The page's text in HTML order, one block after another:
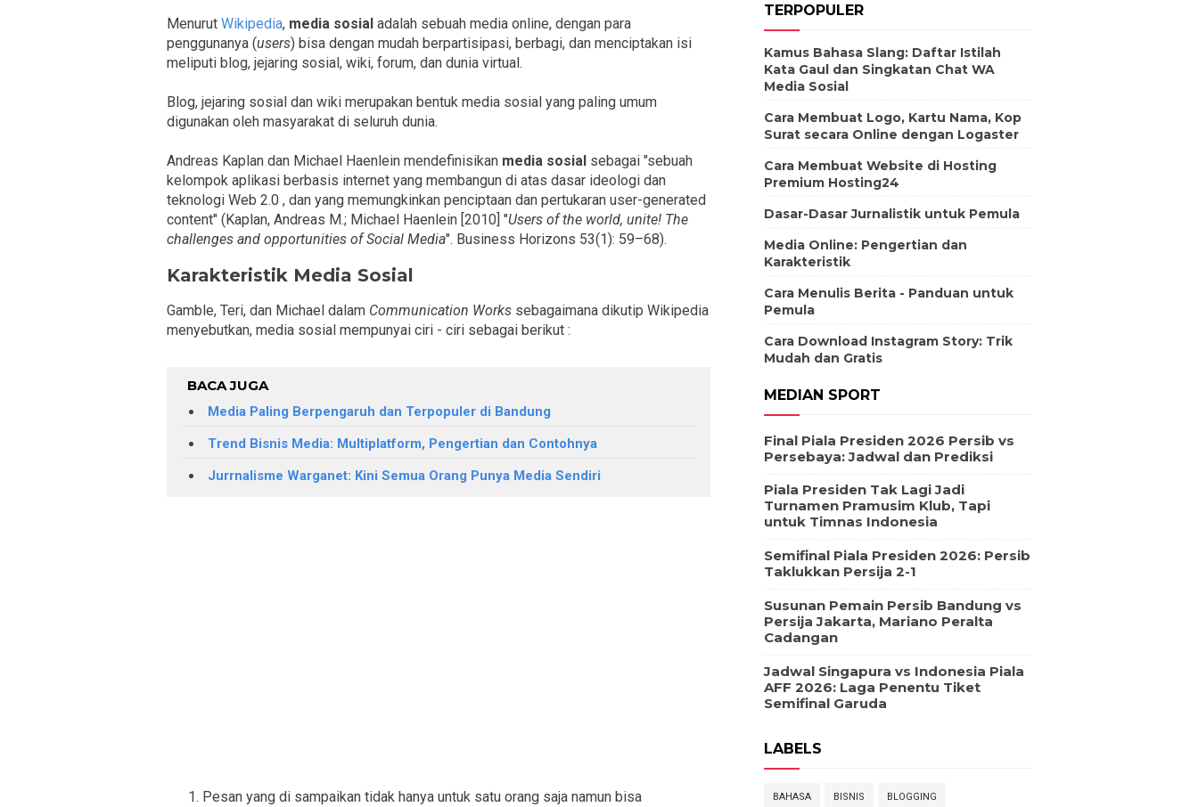
Menurut Wikipedia, media sosial adalah sebuah media online, dengan para
penggunanya (users) bisa dengan mudah berpartisipasi, berbagi, dan menciptakan isi
meliputi blog, jejaring sosial, wiki, forum, dan dunia virtual.
Blog, jejaring sosial dan wiki merupakan bentuk media sosial yang paling umum
digunakan oleh masyarakat di seluruh dunia.
Andreas Kaplan dan Michael Haenlein mendefinisikan media sosial sebagai "sebuah
kelompok aplikasi berbasis internet yang membangun di atas dasar ideologi dan
teknologi Web 2.0 , dan yang memungkinkan penciptaan dan pertukaran user-generated
content" (Kaplan, Andreas M.; Michael Haenlein [2010] "Users of the world, unite! The
challenges and opportunities of Social Media". Business Horizons 53(1): 59–68).
Karakteristik Media Sosial
Gamble, Teri, dan Michael dalam Communication Works sebagaimana dikutip Wikipedia
menyebutkan, media sosial mempunyai ciri - ciri sebagai berikut :
BACA JUGA
Media Paling Berpengaruh dan Terpopuler di Bandung
Trend Bisnis Media: Multiplatform, Pengertian dan Contohnya
Jurrnalisme Warganet: Kini Semua Orang Punya Media Sendiri
Pesan yang di sampaikan tidak hanya untuk satu orang saja namun bisa
TERPOPULER
Kamus Bahasa Slang: Daftar Istilah
Kata Gaul dan Singkatan Chat WA
Media Sosial
Cara Membuat Logo, Kartu Nama, Kop
Surat secara Online dengan Logaster
Cara Membuat Website di Hosting
Premium Hosting24
Dasar-Dasar Jurnalistik untuk Pemula
Media Online: Pengertian dan
Karakteristik
Cara Menulis Berita - Panduan untuk
Pemula
Cara Download Instagram Story: Trik
Mudah dan Gratis
MEDIAN SPORT
Final Piala Presiden 2026 Persib vs
Persebaya: Jadwal dan Prediksi
Piala Presiden Tak Lagi Jadi
Turnamen Pramusim Klub, Tapi
untuk Timnas Indonesia
Semifinal Piala Presiden 2026: Persib
Taklukkan Persija 2-1
Susunan Pemain Persib Bandung vs
Persija Jakarta, Mariano Peralta
Cadangan
Jadwal Singapura vs Indonesia Piala
AFF 2026: Laga Penentu Tiket
Semifinal Garuda
LABELS
BAHASA BISNIS BLOGGING